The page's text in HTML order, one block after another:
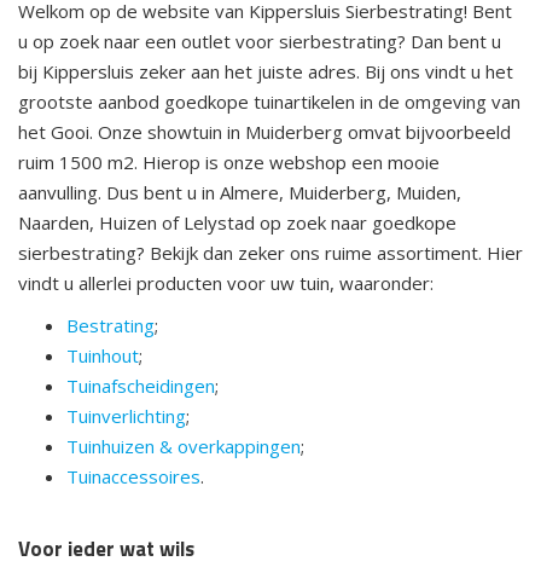
Welkom op de website van Kippersluis Sierbestrating! Bent
u op zoek naar een outlet voor sierbestrating? Dan bent u
bij Kippersluis zeker aan het juiste adres. Bij ons vindt u het
grootste aanbod goedkope tuinartikelen in de omgeving van
het Gooi. Onze showtuin in Muiderberg omvat bijvoorbeeld
ruim 1500 m2. Hierop is onze webshop een mooie
aanvulling. Dus bent u in Almere, Muiderberg, Muiden,
Naarden, Huizen of Lelystad op zoek naar goedkope
sierbestrating? Bekijk dan zeker ons ruime assortiment. Hier
vindt u allerlei producten voor uw tuin, waaronder:
Bestrating;
Tuinhout;
Tuinafscheidingen;
Tuinverlichting;
Tuinhuizen & overkappingen;
Tuinaccessoires.
Voor ieder wat wils